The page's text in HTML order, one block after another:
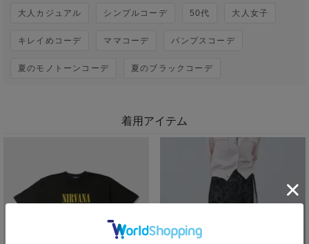
大人カジュアル シンプルコーデ 50代 大人女子
キレイめコーデ ママコーデ パンプスコーデ
夏のモノトーンコーデ 夏のブラックコーデ
着用アイテム